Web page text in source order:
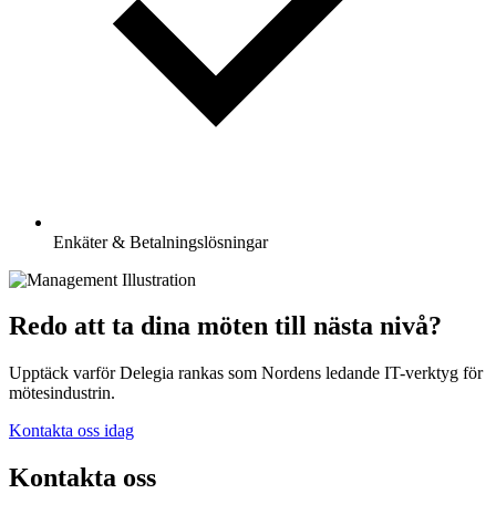
Enkäter & Betalningslösningar
Redo att ta dina möten till nästa nivå?
Upptäck varför Delegia rankas som Nordens ledande IT-verktyg för
mötesindustrin.
Kontakta oss idag
Kontakta oss